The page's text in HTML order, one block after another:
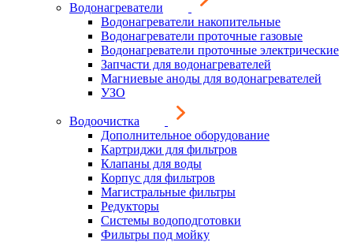
Водонагреватели
Водонагреватели накопительные
Водонагреватели проточные газовые
Водонагреватели проточные электрические
Запчасти для водонагревателей
Магниевые аноды для водонагревателей
УЗО
Водоочистка
Дополнительное оборудование
Картриджи для фильтров
Клапаны для воды
Корпус для фильтров
Магистральные фильтры
Редукторы
Системы водоподготовки
Фильтры под мойку